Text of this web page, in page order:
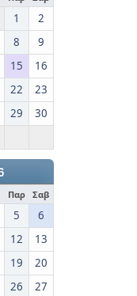
1
2
8
9
15
16
22
23
29
30
Παρ Σαβ
5
6
12
13
19
20
26 27